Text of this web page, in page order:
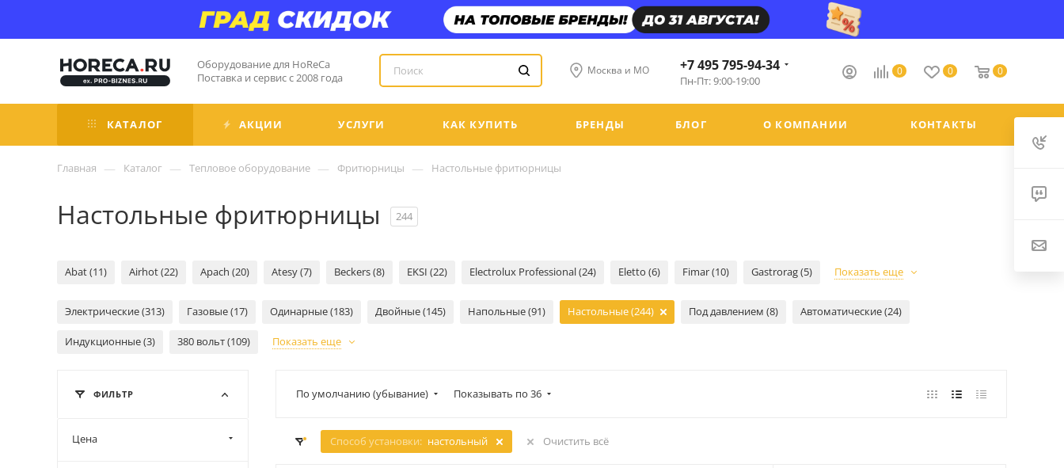
Оборудование для HoReCa
Поставка и сервис с 2008 года
Москва и МО 0 0 0
+7 495 795-94-34
Пн-Пт: 9:00-19:00
КАТАЛОГ АКЦИИ УСЛУГИ КАК КУПИТЬ БРЕНДЫ БЛОГ О КОМПАНИИ КОНТАКТЫ
Главная — Каталог — Тепловое оборудование — Фритюрницы — Настольные фритюрницы
Настольные фритюрницы 244
Abat (11) Airhot (22) Apach (20) Atesy (7) Beckers (8) EKSI (22) Electrolux Professional (24) Eletto (6) Fimar (10) Gastrorag (5) Показать еще
Электрические (313) Газовые (17) Одинарные (183) Двойные (145) Напольные (91) Настольные (244) Под давлением (8) Автоматические (24)
Индукционные (3) 380 вольт (109) Показать еще
По умолчанию (убывание) Показывать по 36
Способ установки: настольный Очистить всё
ФИЛЬТР
Цена